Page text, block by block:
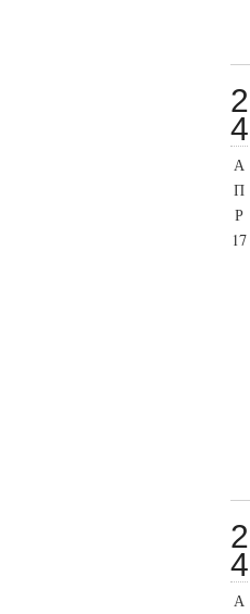
2
4
А
П
Р
17
2
4
А